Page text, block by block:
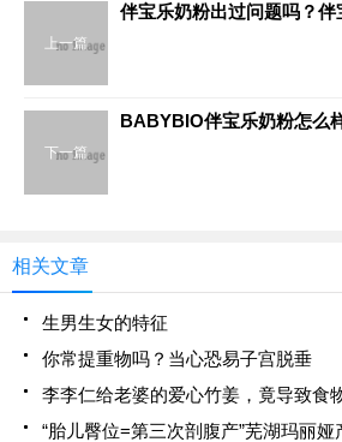
上一篇
下一篇
BABYBIO伴宝乐奶粉怎么
相关文章
生男生女的特征
你常提重物吗？当心恐易子宫脱垂
“胎儿臀位=第三次剖腹产”芜湖玛丽